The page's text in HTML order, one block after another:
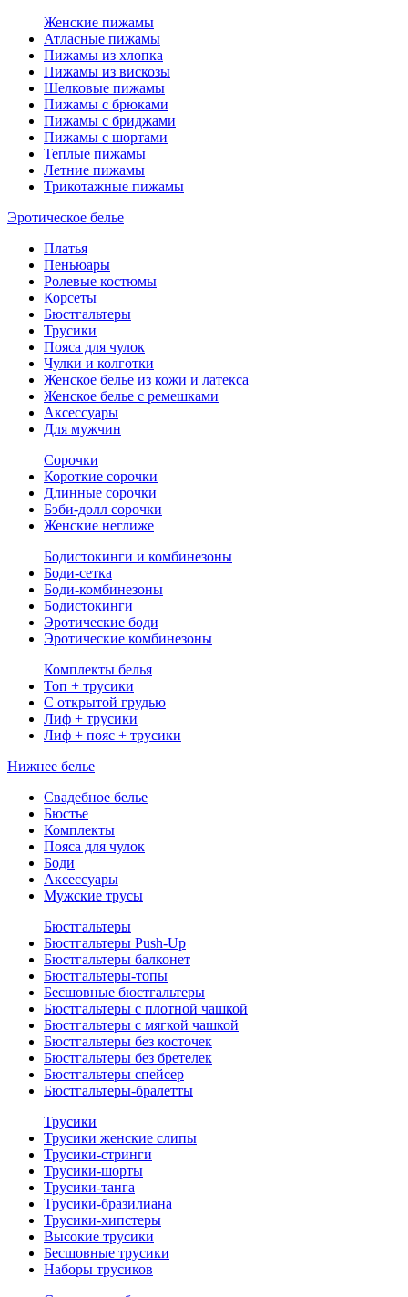
Женские пижамы
Атласные пижамы
Пижамы из хлопка
Пижамы из вискозы
Шелковые пижамы
Пижамы с брюками
Пижамы с бриджами
Пижамы с шортами
Теплые пижамы
Летние пижамы
Трикотажные пижамы
Эротическое белье
Платья
Пеньюары
Ролевые костюмы
Корсеты
Бюстгальтеры
Трусики
Пояса для чулок
Чулки и колготки
Женское белье из кожи и латекса
Женское белье с ремешками
Аксессуары
Для мужчин
Сорочки
Короткие сорочки
Длинные сорочки
Бэби-долл сорочки
Женские неглиже
Бодистокинги и комбинезоны
Боди-сетка
Боди-комбинезоны
Бодистокинги
Эротические боди
Эротические комбинезоны
Комплекты белья
Топ + трусики
С открытой грудью
Лиф + трусики
Лиф + пояс + трусики
Нижнее белье
Свадебное белье
Бюстье
Комплекты
Пояса для чулок
Боди
Аксессуары
Мужские трусы
Бюстгальтеры
Бюстгальтеры Push-Up
Бюстгальтеры балконет
Бюстгальтеры-топы
Бесшовные бюстгальтеры
Бюстгальтеры с плотной чашкой
Бюстгальтеры с мягкой чашкой
Бюстгальтеры без косточек
Бюстгальтеры без бретелек
Бюстгальтеры спейсер
Бюстгальтеры-бралетты
Трусики
Трусики женские слипы
Трусики-стринги
Трусики-шорты
Трусики-танга
Трусики-бразилиана
Трусики-хипстеры
Высокие трусики
Бесшовные трусики
Наборы трусиков